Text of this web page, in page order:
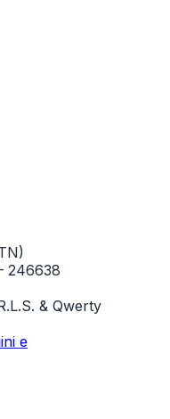
246638
& Qwerty
e